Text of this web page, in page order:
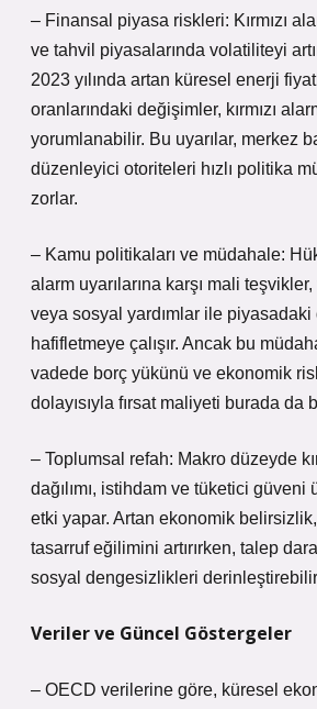
– Finansal piyasa riskleri: Kırmızı
ve tahvil piyasalarında volatiliteyi
2023 yılında artan küresel enerji
oranlarındaki değişimler, kırmızı
yorumlanabilir. Bu uyarılar, merkez
düzenleyici otoriteleri hızlı politika
zorlar.
– Kamu politikaları ve müdahale:
alarm uyarılarına karşı mali
veya sosyal yardımlar ile
hafifletmeye çalışır. Ancak bu
vadede borç yükünü ve ekonomik
dolayısıyla fırsat maliyeti burada da
– Toplumsal refah: Makro düzeyde
dağılımı, istihdam ve tüketici
etki yapar. Artan ekonomik belirsizlik,
tasarruf eğilimini artırırken, talep
sosyal dengesizlikleri
Veriler ve Güncel Göstergeler
– OECD verilerine göre, küresel